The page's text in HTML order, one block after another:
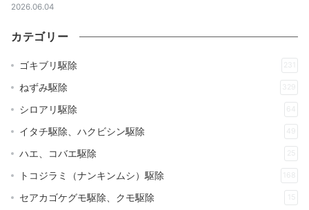
2026.06.04
カテゴリー
ゴキブリ駆除 231
ねずみ駆除 329
シロアリ駆除 64
イタチ駆除、ハクビシン駆除 49
ハエ、コバエ駆除 25
トコジラミ（ナンキンムシ）駆除 168
セアカゴケグモ駆除、クモ駆除 15